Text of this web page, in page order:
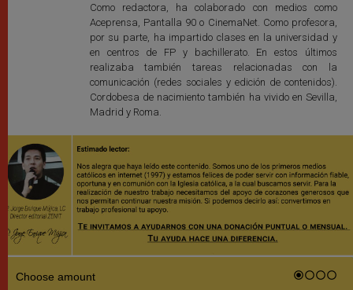
Como redactora, ha colaborado con medios como
Aceprensa, Pantalla 90 o CinemaNet. Como profesora,
por su parte, ha impartido clases en la universidad y
en centros de FP y bachillerato. En estos últimos
realizaba también tareas relacionadas con la
comunicación (redes sociales y edición de contenidos).
Cordobesa de nacimiento también ha vivido en Sevilla,
Madrid y Roma.